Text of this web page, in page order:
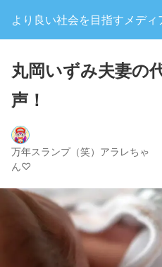
より良い社会を目指すメデ
丸岡いずみ夫妻の
声！
万年スランプ（笑）アラレちゃ
ん♡